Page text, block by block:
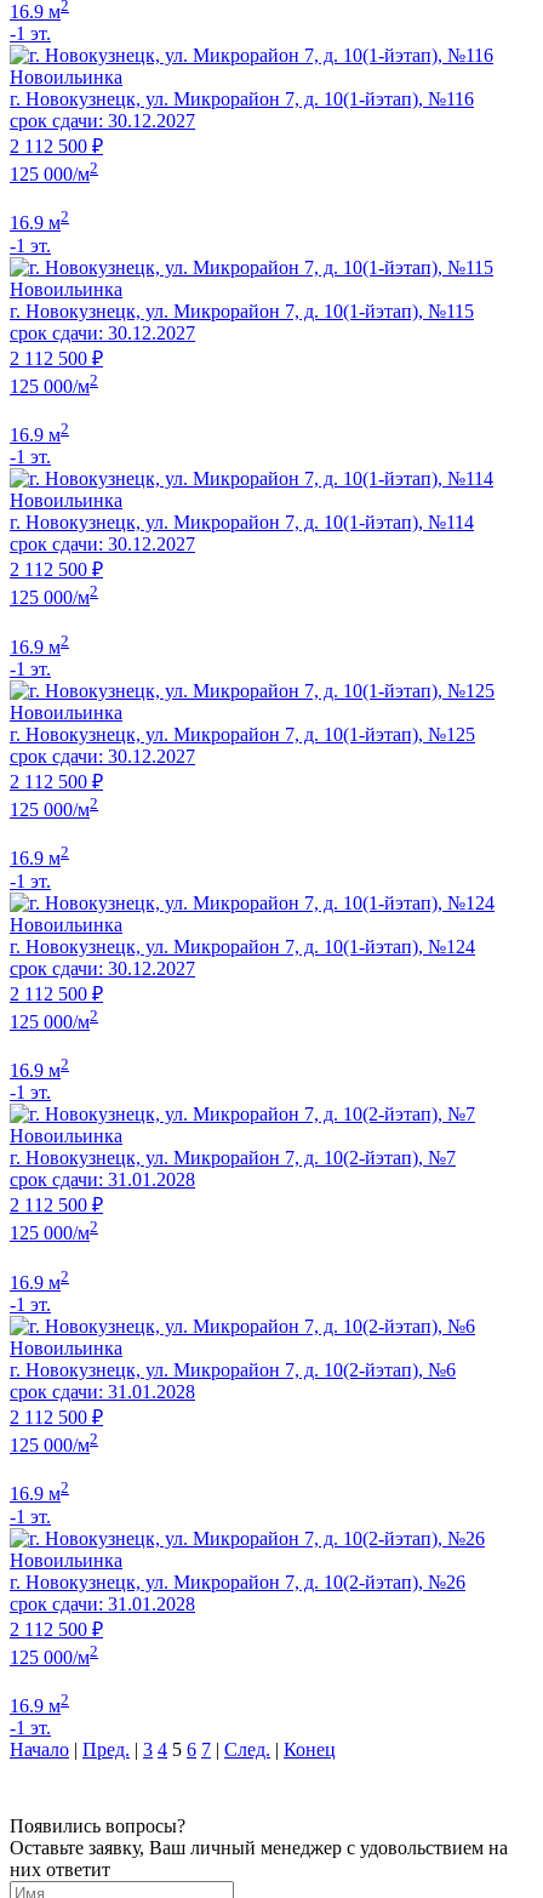
16.9 м2
-1 эт.
Новоильинка
г. Новокузнецк, ул. Микрорайон 7, д. 10(1-йэтап), №116
срок сдачи: 30.12.2027
2 112 500 ₽
125 000/м2
16.9 м2
-1 эт.
Новоильинка
г. Новокузнецк, ул. Микрорайон 7, д. 10(1-йэтап), №115
срок сдачи: 30.12.2027
2 112 500 ₽
125 000/м2
16.9 м2
-1 эт.
Новоильинка
г. Новокузнецк, ул. Микрорайон 7, д. 10(1-йэтап), №114
срок сдачи: 30.12.2027
2 112 500 ₽
125 000/м2
16.9 м2
-1 эт.
Новоильинка
г. Новокузнецк, ул. Микрорайон 7, д. 10(1-йэтап), №125
срок сдачи: 30.12.2027
2 112 500 ₽
125 000/м2
16.9 м2
-1 эт.
Новоильинка
г. Новокузнецк, ул. Микрорайон 7, д. 10(1-йэтап), №124
срок сдачи: 30.12.2027
2 112 500 ₽
125 000/м2
16.9 м2
-1 эт.
Новоильинка
г. Новокузнецк, ул. Микрорайон 7, д. 10(2-йэтап), №7
срок сдачи: 31.01.2028
2 112 500 ₽
125 000/м2
16.9 м2
-1 эт.
Новоильинка
г. Новокузнецк, ул. Микрорайон 7, д. 10(2-йэтап), №6
срок сдачи: 31.01.2028
2 112 500 ₽
125 000/м2
16.9 м2
-1 эт.
Новоильинка
г. Новокузнецк, ул. Микрорайон 7, д. 10(2-йэтап), №26
срок сдачи: 31.01.2028
2 112 500 ₽
125 000/м2
16.9 м2
-1 эт.
Начало | Пред. | 3 4 5 6 7 | След. | Конец
Появились вопросы?
Оставьте заявку, Ваш личный менеджер с удовольствием на
них ответит